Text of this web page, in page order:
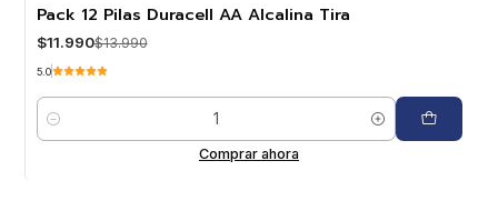
Pack 12 Pilas Duracell AA Alcalina Tira
$11.990$13.990
5.0
Cantidad
Comprar ahora